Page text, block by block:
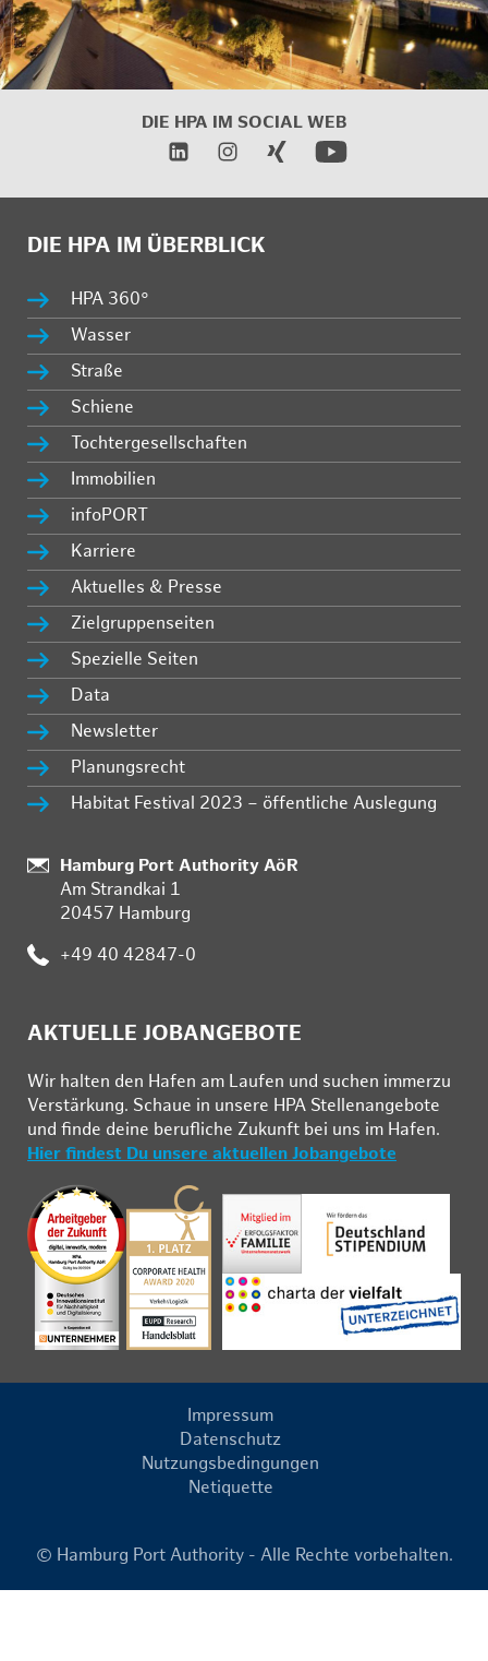
DIE HPA IM SOCIAL WEB
DIE HPA IM ÜBERBLICK
HPA 360°
Wasser
Straße
Schiene
Tochtergesellschaften
Immobilien
infoPORT
Karriere
Aktuelles & Presse
Zielgruppenseiten
Spezielle Seiten
Data
Newsletter
Planungsrecht
Habitat Festival 2023 – öffentliche Auslegung
:
Hamburg Port Authority AöR
Am Strandkai 1
20457 Hamburg
: +49 40 42847-0
AKTUELLE JOBANGEBOTE
Wir hal­ten den Ha­fen am Lau­fen und su­chen im­mer­zu
Ver­stär­kung. Schau­e in un­se­re HPA Stel­len­an­ge­bo­te
und fin­de deine be­ruf­li­che Zu­kunft bei uns im Ha­fen.
Hier findest Du unsere aktuellen Jobangebote
Impressum
Datenschutz
Nutzungsbedingungen
Netiquette
© Hamburg Port Authority - Alle Rechte vorbehalten.